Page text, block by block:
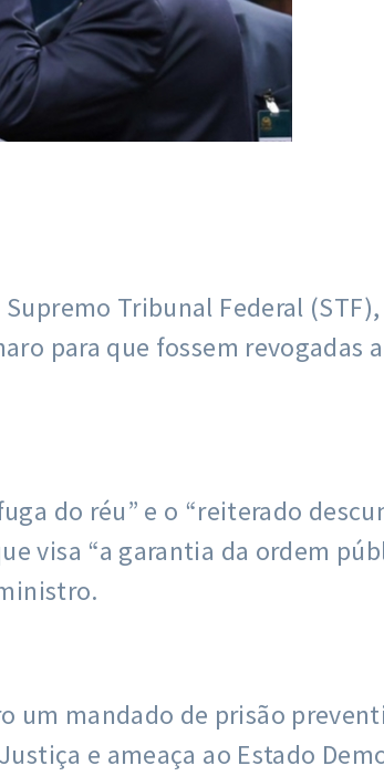
Tribunal Federal
para que fossem
do réu” e o “reiterado
visa “a garantia da ordem
um mandado de prisão
e ameaça ao Estado